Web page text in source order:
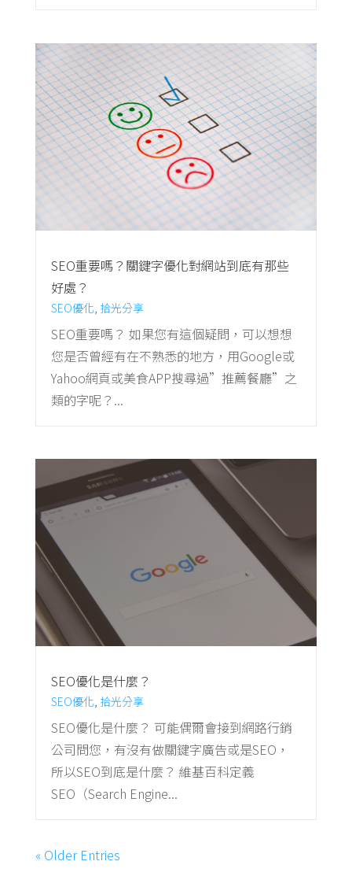
SEO重要嗎？關鍵字優化對網站到底有那些
好處？
SEO優化 拾光分享
SEO重要嗎？ 如果您有這個疑問，可以想想
您是否曾經有在不熟悉的地方，用Google或
Yahoo網頁或美食APP搜尋過”推薦餐廳”之
類的字呢？...
SEO優化是什麼？
SEO優化 拾光分享
SEO優化是什麼？ 可能偶爾會接到網路行銷
公司問您，有沒有做關鍵字廣告或是SEO，
所以SEO到底是什麼？ 維基百科定義
SEO（Search Engine...
« Older Entries